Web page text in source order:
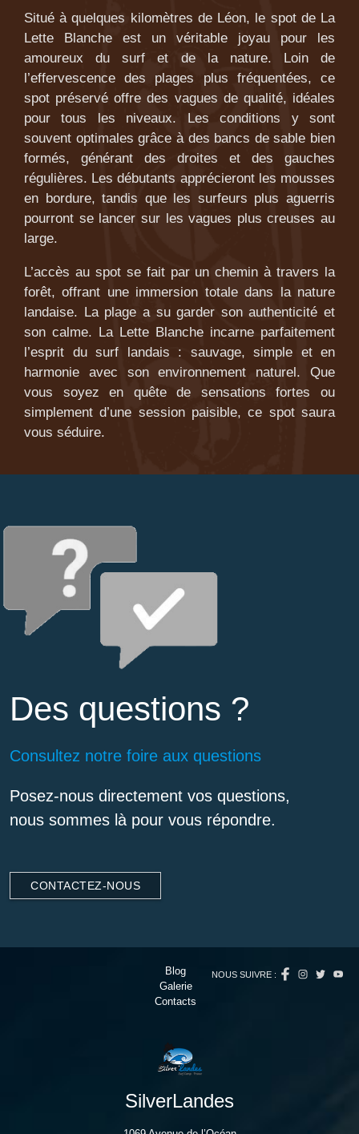
Situé à quelques kilomètres de Léon, le spot de La
Lette Blanche est un véritable joyau pour les
amoureux du surf et de la nature. Loin de
l’effervescence des plages plus fréquentées, ce
spot préservé offre des vagues de qualité, idéales
pour tous les niveaux. Les conditions y sont
souvent optimales grâce à des bancs de sable bien
formés, générant des droites et des gauches
régulières. Les débutants apprécieront les mousses
en bordure, tandis que les surfeurs plus aguerris
pourront se lancer sur les vagues plus creuses au
large.
L’accès au spot se fait par un chemin à travers la
forêt, offrant une immersion totale dans la nature
landaise. La plage a su garder son authenticité et
son calme. La Lette Blanche incarne parfaitement
l’esprit du surf landais : sauvage, simple et en
harmonie avec son environnement naturel. Que
vous soyez en quête de sensations fortes ou
simplement d’une session paisible, ce spot saura
vous séduire.
Des questions ?
Consultez notre foire aux questions
Posez-nous directement vos questions,
nous sommes là pour vous répondre.
CONTACTEZ-NOUS
Blog
Galerie
Contacts
SilverLandes
NOUS SUIVRE :